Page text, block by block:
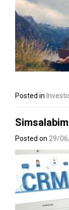
Posted in
Posted on 29/